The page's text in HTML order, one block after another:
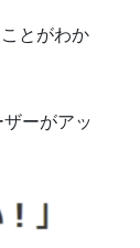
とがわか
ーがアッ